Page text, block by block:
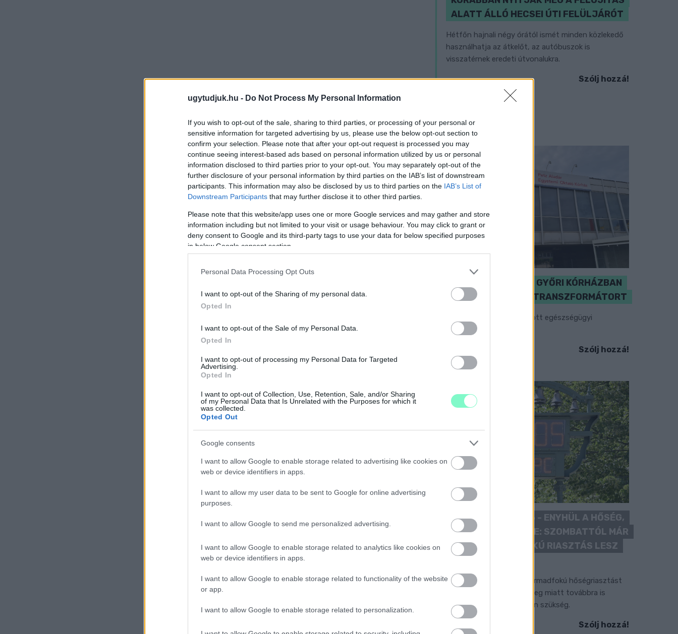
ugytudjuk.hu - Do Not Process My Personal Information
If you wish to opt-out of the sale, sharing to third parties, or processing of your personal or
sensitive information for targeted advertising by us, please use the below opt-out section to
confirm your selection. Please note that after your opt-out request is processed you may
continue seeing interest-based ads based on personal information utilized by us or personal
information disclosed to third parties prior to your opt-out. You may separately opt-out of the
further disclosure of your personal information by third parties on the IAB’s list of downstream
participants. This information may also be disclosed by us to third parties on the IAB’s List of
Downstream Participants that may further disclose it to other third parties.
Please note that this website/app uses one or more Google services and may gather and store
information including but not limited to your visit or usage behaviour. You may click to grant or
deny consent to Google and its third-party tags to use your data for below specified purposes
in below Google consent section.
Personal Data Processing Opt Outs
I want to opt-out of the Sharing of my personal data.
Opted In
I want to opt-out of the Sale of my Personal Data.
Opted In
I want to opt-out of processing my Personal Data for Targeted
Advertising.
Opted In
I want to opt-out of Collection, Use, Retention, Sale, and/or Sharing
of my Personal Data that Is Unrelated with the Purposes for which it
was collected.
Opted Out
Google consents
I want to allow Google to enable storage related to advertising like cookies on
web or device identifiers in apps.
I want to allow my user data to be sent to Google for online advertising
purposes.
I want to allow Google to send me personalized advertising.
I want to allow Google to enable storage related to analytics like cookies on
web or device identifiers in apps.
I want to allow Google to enable storage related to functionality of the website
or app.
I want to allow Google to enable storage related to personalization.
ALATT ÁLLÓ HECSEI ÚTI FELÜLJÁRÓT
Hétfőn hajnali négy órától ismét minden közlekedő
használhatja az átkelőt, az autóbuszok is
visszatérnek eredeti útvonalukra.
Szólj hozzá!
KICSERÉLTÉK A GYŐRI KÓRHÁZBAN
MEGHIBÁSODOTT TRANSZFORMÁTORT
Megkezdték az elhalasztott egészségügyi
ellátásokat.
Szólj hozzá!
KÁNIKULA 2026 - ENYHÜL A HŐSÉG,
DE MÉG NINCS VÉGE: SZOMBATTÓL MÁR
“CSAK” MÁSODFOKÚ RIASZTÁS LESZ
A július vége óta tartó harmadfokú hőségriasztást
mérséklik, de a tartós meleg miatt továbbra is
fokozott óvatosságra van szükség.
Szólj hozzá!